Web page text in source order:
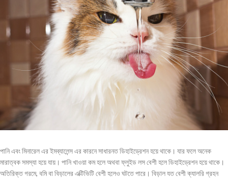
পানি এবং মিনারেল এর ইমব্যালেন্স এর কারনে সাধারনত ডিহাইড্রেশন হয়ে থাকে। যার ফলে অনেক
মারাত্বক সমস্যা হয়ে যায়। পানি খাওয়া কম হলে অথবা ফ্লুইড লস বেশী হলে ডিহাইড্রেশন হয়ে থাকে।
অতিরিক্ত গরমে, বমি বা বিড়ালের এক্টিভিটি বেশী হলেও ঘটতে পারে। বিড়াল যত বেশী ক্যালরি গ্রহন